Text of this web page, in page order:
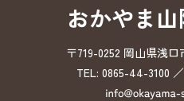
おかやま
〒719-0252 岡山県浅
TEL: 0865-44-3100